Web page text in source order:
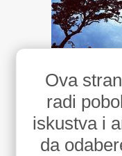
Ova
radi
iskustva i
da